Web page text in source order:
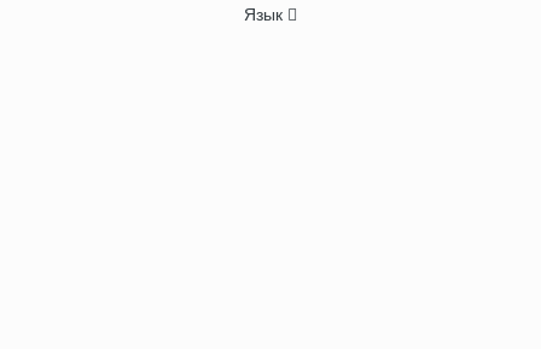
Язык